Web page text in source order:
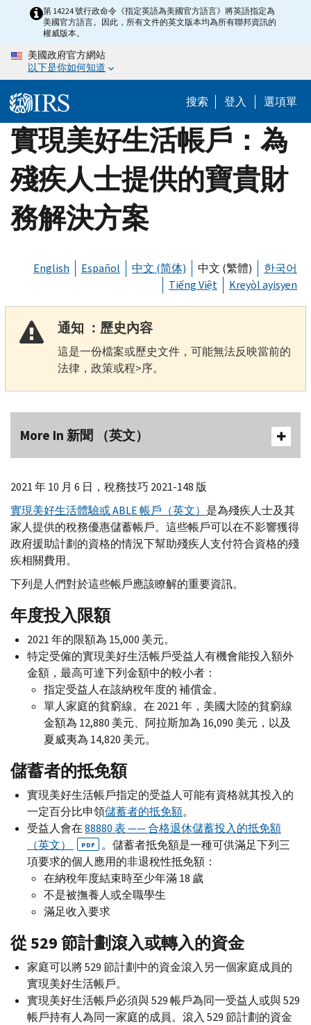
content
第 14224 號行政命令《指定英語為美國官方語言》將英語指定為
美國官方語言。因此，所有文件的英文版本均為所有聯邦資訊的
權威版本。
美國政府官方網站
以下是你如何知道
搜索 登入 選項單
實現美好生活帳戶：為
殘疾人士提供的寶貴財
務解決方案
English Español 中文 (简体) 中文 (繁體)
한국어
Tiếng Việt
Kreyòl ayisyen
通知 ：歷史內容
這是一份檔案或歷史文件，可能無法反映當前的
法律，政策或程>序。
More In 新聞 （英文）
2021 年 10 月 6 日，稅務技巧 2021-148 版
實現美好生活體驗或ABLE帳戶（英文） 是為殘疾人士及其
家人提供的稅務優惠儲蓄帳戶。這些帳戶可以在不影響獲得
政府援助計劃的資格的情況下幫助殘疾人支付符合資格的殘
疾相關費用。
下列是人們對於這些帳戶應該瞭解的重要資訊。
年度投入限額
2021 年的限額為 15,000 美元。
特定受僱的實現美好生活帳戶受益人有機會能投入額外
金額，最高可達下列金額中的較小者：
指定受益人在該納稅年度的 補償金。
單人家庭的貧窮線。在 2021 年，美國大陸的貧窮線
金額為 12,880 美元、阿拉斯加為 16,090 美元，以及
夏威夷為 14,820 美元。
儲蓄者的抵免額
實現美好生活帳戶指定的受益人可能有資格就其投入的
一定百分比申領儲蓄者的抵免額。
受益人會在88880 表 —— 合格退休儲蓄投入的抵免額
（英文）
PDF
。儲蓄者抵免額是一種可供滿足下列三
項要求的個人應用的非退稅性抵免額：
在納稅年度結束時至少年滿 18 歲
不是被撫養人或全職學生
滿足收入要求
從 529 節計劃滾入或轉入的資金
家庭可以將 529 節計劃中的資金滾入另一個家庭成員的
實現美好生活帳戶。
實現美好生活帳戶必須與 529 帳戶為同一受益人或與 529
帳戶持有人為同一家庭的成員。滾入 529 節計劃的資金